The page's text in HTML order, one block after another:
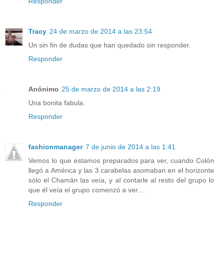
Tracy 24 de marzo de 2014 a las 23:54
Un sin fin de dudas que han quedado sin responder.
Responder
Anónimo 25 de marzo de 2014 a las 2:19
Una bonita fabula.
Responder
fashionmanager 7 de junio de 2014 a las 1:41
Vemos lo que estamos preparados para ver, cuando Colón
llegó a América y las 3 carabelas asomaban en el horizonte
sólo el Chamán las veía, y al contarle al resto del grupo lo
que él veía el grupo comenzó a ver....
Responder